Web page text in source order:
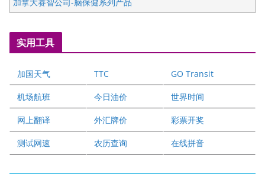
爱德华连锁酒店万锦分店
二十一世纪美联地产公司
全球趋势移民留学
盛达资本
正点印艺设计
机场航班
网上翻译
测试网速 农历查询 在线拼音